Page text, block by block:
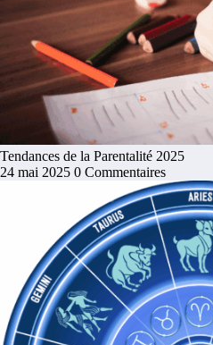
Tendances de la Parentalité 2025
24 mai 2025 0 Commentaires